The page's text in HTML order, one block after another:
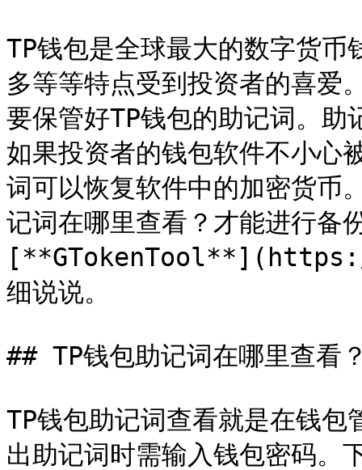
TP钱包是全球最大的数字货
多等等特点受到投资者的喜爱
要保管好TP钱包的助记词。
如果投资者的钱包软件不小心
词可以恢复软件中的加密货币
记词在哪里查看？才能进行备
细说说。
## TP钱包助记词在哪里查看
TP钱包助记词查看就是在钱
出助记词时需输入钱包密码。